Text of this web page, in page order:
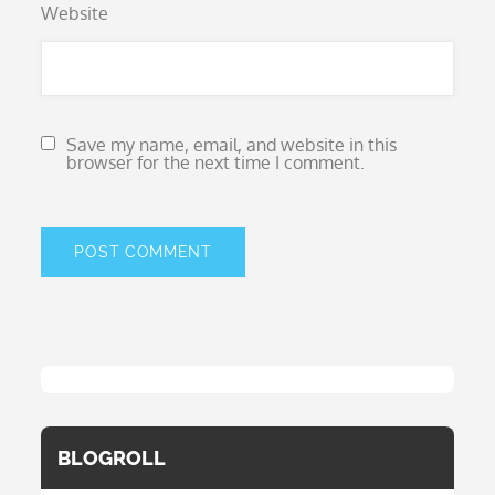
Website
Save my name, email, and website in this
browser for the next time I comment.
BLOGROLL